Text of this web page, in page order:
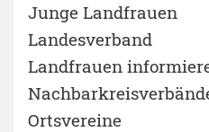
Junge Landfrauen
Landesverband
Landfrauen
Ortsvereine